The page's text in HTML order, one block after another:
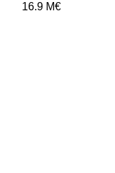
16.9 M€